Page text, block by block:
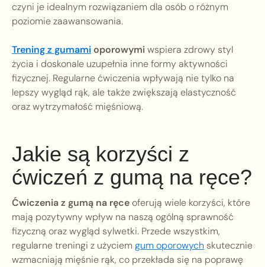
czyni je idealnym rozwiązaniem dla osób o różnym
poziomie zaawansowania.
Trening z gumamioporowymiwspiera zdrowy styl
życia i doskonale uzupełnia inne formy aktywności
fizycznej. Regularne ćwiczenia wpływają nie tylko na
lepszy wygląd rąk, ale także zwiększają elastyczność
oraz wytrzymałość mięśniową.
Jakie są korzyści z
ćwiczeń z gumą na ręce?
Ćwiczenia z gumą na ręceoferują wiele korzyści, które
mają pozytywny wpływ na naszą ogólną sprawność
fizyczną oraz wygląd sylwetki. Przede wszystkim,
regularne treningi z użyciem gum oporowych skutecznie
wzmacniają mięśnie rąk, co przekłada się na poprawę